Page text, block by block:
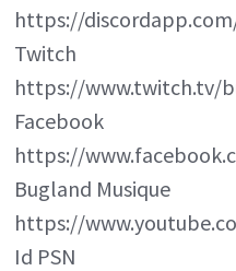
https://
Twitch
https://www.twitch.tv/
Facebook
https://
Bugland Musique
https://
Id PSN